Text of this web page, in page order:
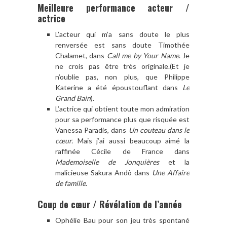
Meilleure performance acteur /
actrice
L’acteur qui m’a sans doute le plus
renversée est sans doute Timothée
Chalamet, dans Call me by Your Name. Je
ne crois pas être très originale.(Et je
n’oublie pas, non plus, que Philippe
Katerine a été époustouflant dans Le
Grand Bain).
L’actrice qui obtient toute mon admiration
pour sa performance plus que risquée est
Vanessa Paradis, dans Un couteau dans le
cœur. Mais j’ai aussi beaucoup aimé la
raffinée Cécile de France dans
Mademoiselle de Jonquières et la
malicieuse Sakura Andô dans Une Affaire
de famille.
Coup de cœur / Révélation de l’année
Ophélie Bau pour son jeu très spontané